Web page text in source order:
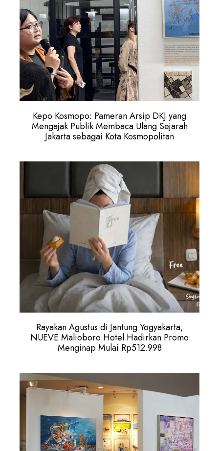
Kepo Kosmopo: Pameran Arsip DKJ yang
Mengajak Publik Membaca Ulang Sejarah
Jakarta sebagai Kota Kosmopolitan
Rayakan Agustus di Jantung Yogyakarta,
NUEVE Malioboro Hotel Hadirkan Promo
Menginap Mulai Rp512.998